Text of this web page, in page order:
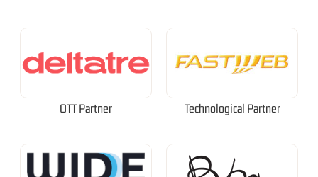
OTT Partner Technological Partner